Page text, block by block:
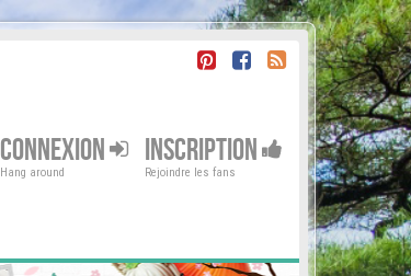
CONNEXION
Hang around
INSCRIPTION
Rejoindre les fans